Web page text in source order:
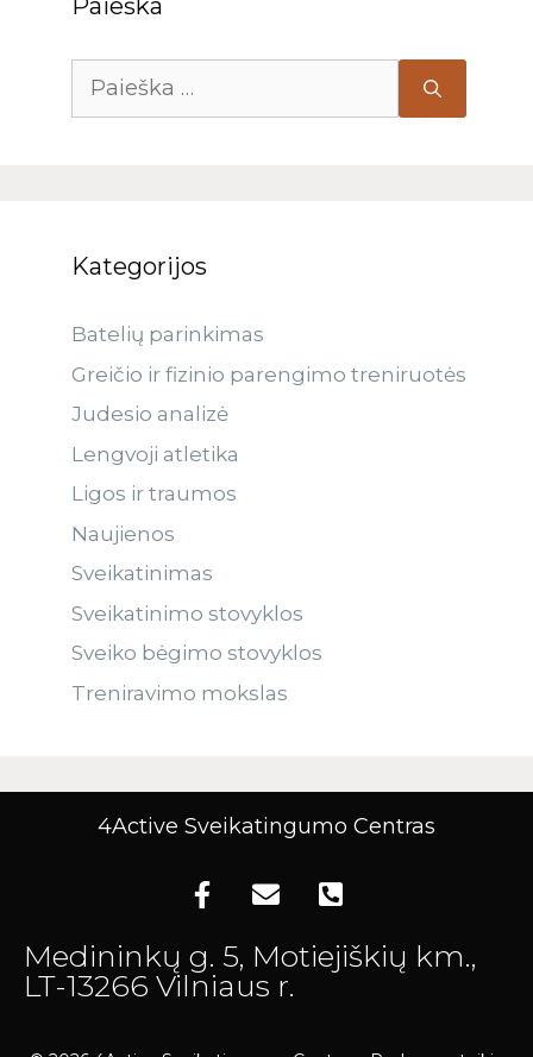
Paieška
Kategorijos
Batelių parinkimas
Greičio ir fizinio parengimo treniruotės
Judesio analizė
Lengvoji atletika
Ligos ir traumos
Naujienos
Sveikatinimas
Sveikatinimo stovyklos
Sveiko bėgimo stovyklos
Treniravimo mokslas
4Active Sveikatingumo Centras
Medininkų g. 5, Motiejiškių km.,
LT-13266 Vilniaus r.